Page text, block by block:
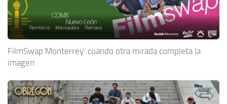
FilmSwap Monterrey: cuando otra mirada completa la
imagen